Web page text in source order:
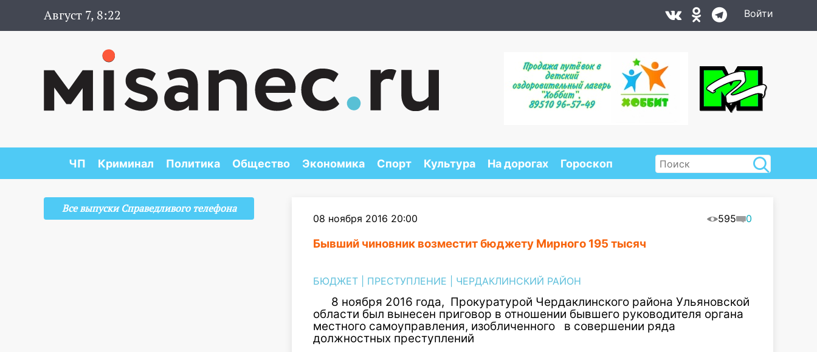
Август 7, 8:22 Войти
ЧП Криминал Политика Общество Экономика Спорт Культура На дорогах Гороскоп
08 ноября 2016 20:00 595 0
Бывший чиновник возместит бюджету Мирного 195 тысяч
БЮДЖЕТ ПРЕСТУПЛЕНИЕ ЧЕРДАКЛИНСКИЙ РАЙОН
8 ноября 2016 года, Прокуратурой Чердаклинского района Ульяновской
области был вынесен приговор в отношении бывшего руководителя органа
местного самоуправления, изобличенного в совершении ряда
должностных преступлений
Все выпуски Справедливого телефона